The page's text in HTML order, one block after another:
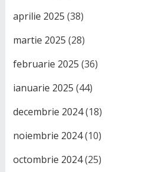
aprilie 2025 (38)
martie 2025 (28)
februarie 2025 (36)
ianuarie 2025 (44)
decembrie 2024(18)
noiembrie 2024(10)
octombrie 2024(25)